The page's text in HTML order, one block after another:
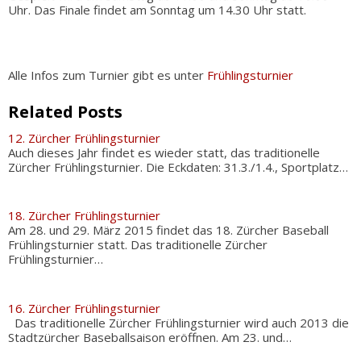
Uhr. Das Finale findet am Sonntag um 14.30 Uhr statt.
Alle Infos zum Turnier gibt es unter Frühlingsturnier
Related Posts
12. Zürcher Frühlingsturnier
Auch dieses Jahr findet es wieder statt, das traditionelle
Zürcher Frühlingsturnier. Die Eckdaten: 31.3./1.4., Sportplatz…
18. Zürcher Frühlingsturnier
Am 28. und 29. März 2015 findet das 18. Zürcher Baseball
Frühlingsturnier statt. Das traditionelle Zürcher
Frühlingsturnier…
16. Zürcher Frühlingsturnier
Das traditionelle Zürcher Frühlingsturnier wird auch 2013 die
Stadtzürcher Baseballsaison eröffnen. Am 23. und…